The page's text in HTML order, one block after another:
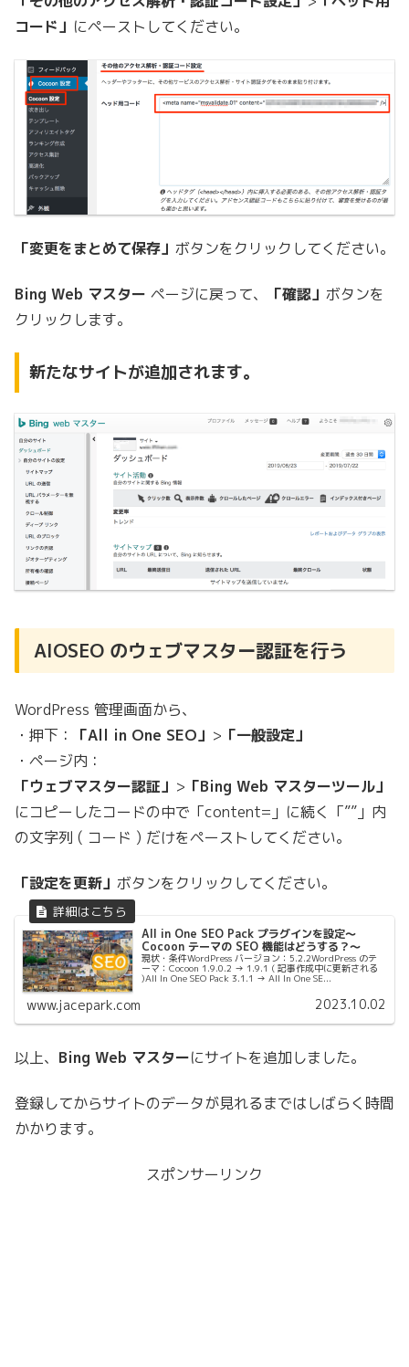
コード」 にペーストしてください。
「変更をまとめて保存」 ボタンをクリックしてください。
Bing Web マスター ページに戻って、 「確認」 ボタンを
クリックします。
新たなサイトが追加されます。
AIOSEO のウェブマスター認証を行う
WordPress 管理画面から、
・押下：
「All in One SEO」 > 「一般設定」
・ページ内：
「ウェブマスター認証」 > 「Bing Web マスターツール」
にコピーしたコードの中で「content=」に続く「””」内
の文字列 ( コード ) だけをペーストしてください。
「設定を更新」 ボタンをクリックしてください。
All in One SEO Pack プラグインを設定〜
Cocoon テーマの SEO 機能はどうする？〜
現状・条件WordPress バージョン：5.2.2WordPress のテ
ーマ：Cocoon 1.9.0.2 → 1.9.1 ( 記事作成中に更新される
)All In One SEO Pack 3.1.1 → All In One SE...
www.jacepark.com 2023.10.02
以上、 Bing Web マスターにサイトを追加しました。
登録してからサイトのデータが見れるまではしばらく時間
かかります。
スポンサーリンク